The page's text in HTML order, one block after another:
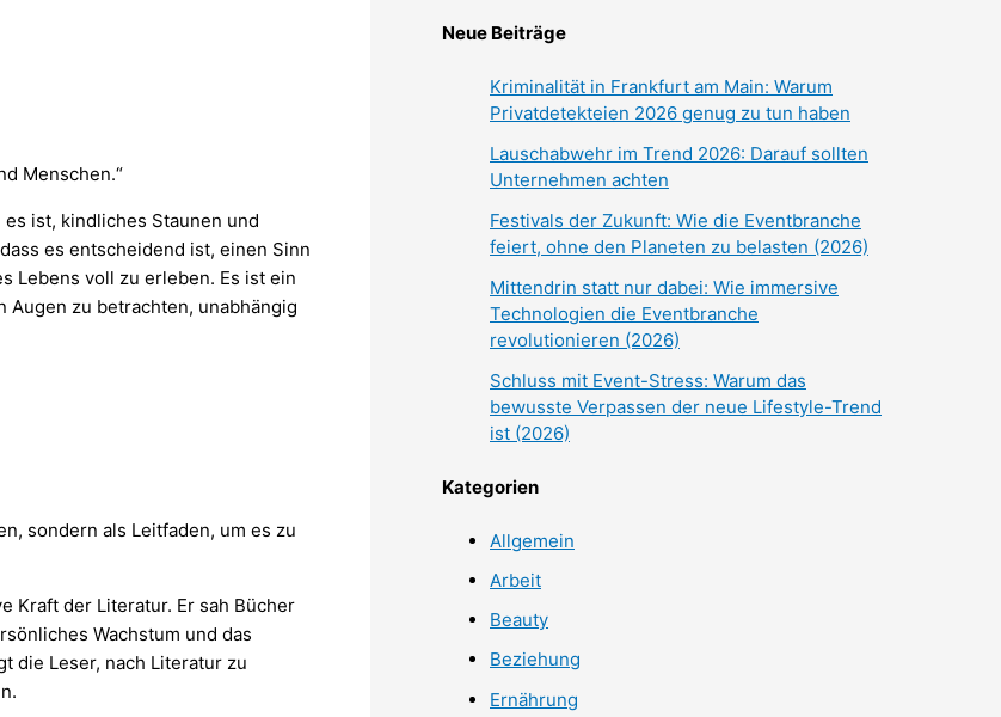
Menschen.“
ist, kindliches Staunen und
es entscheidend ist, einen Sinn
Lebens voll zu erleben. Es ist ein
zu betrachten, unabhängig
sondern als Leitfaden, um es zu
Kraft der Literatur. Er sah Bücher
Wachstum und das
die Leser, nach Literatur zu
Neue Beiträge
Kriminalität in Frankfurt am Main: Warum
Privatdetekteien 2026 genug zu tun haben
Lauschabwehr im Trend 2026: Darauf sollten
Unternehmen achten
Festivals der Zukunft: Wie die Eventbranche
feiert, ohne den Planeten zu belasten (2026)
Mittendrin statt nur dabei: Wie immersive
Technologien die Eventbranche
revolutionieren (2026)
Schluss mit Event-Stress: Warum das
bewusste Verpassen der neue Lifestyle-Trend
ist (2026)
Kategorien
Allgemein
Arbeit
Beauty
Beziehung
Ernährung